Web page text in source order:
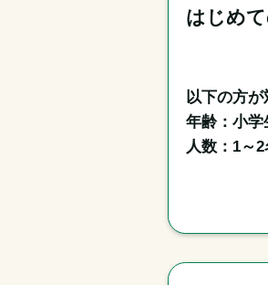
はじめ
以下の方
年齢：小学